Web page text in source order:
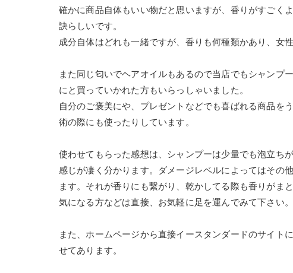
確かに商品自体もいい物だと思いますが、香りがすごく
訣らしいです。
成分自体はどれも一緒ですが、香りも何種類かあり、女
また同じ匂いでヘアオイルもあるので当店でもシャンプ
にと買っていかれた方もいらっしゃいました。
自分のご褒美にや、プレゼントなどでも喜ばれる商品を
術の際にも使ったりしています。
使わせてもらった感想は、シャンプーは少量でも泡立ち
感じが凄く分かります。ダメージレベルによってはその
ます。それが香りにも繋がり、乾かしてる際も香りがま
気になる方などは直接、お気軽に足を運んでみて下さい。
また、ホームページから直接イースタンダードのサイト
せてあります。